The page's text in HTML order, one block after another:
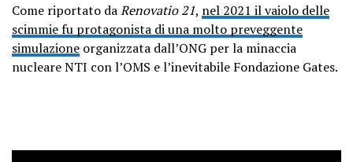
Come riportato daRenovatio 21, nel 2021 il vaiolo delle
scimmie fu protagonista di una molto preveggente
simulazione organizzata dall’ONG per la minaccia
nucleare NTI con l’OMS e l’inevitabile Fondazione Gates.